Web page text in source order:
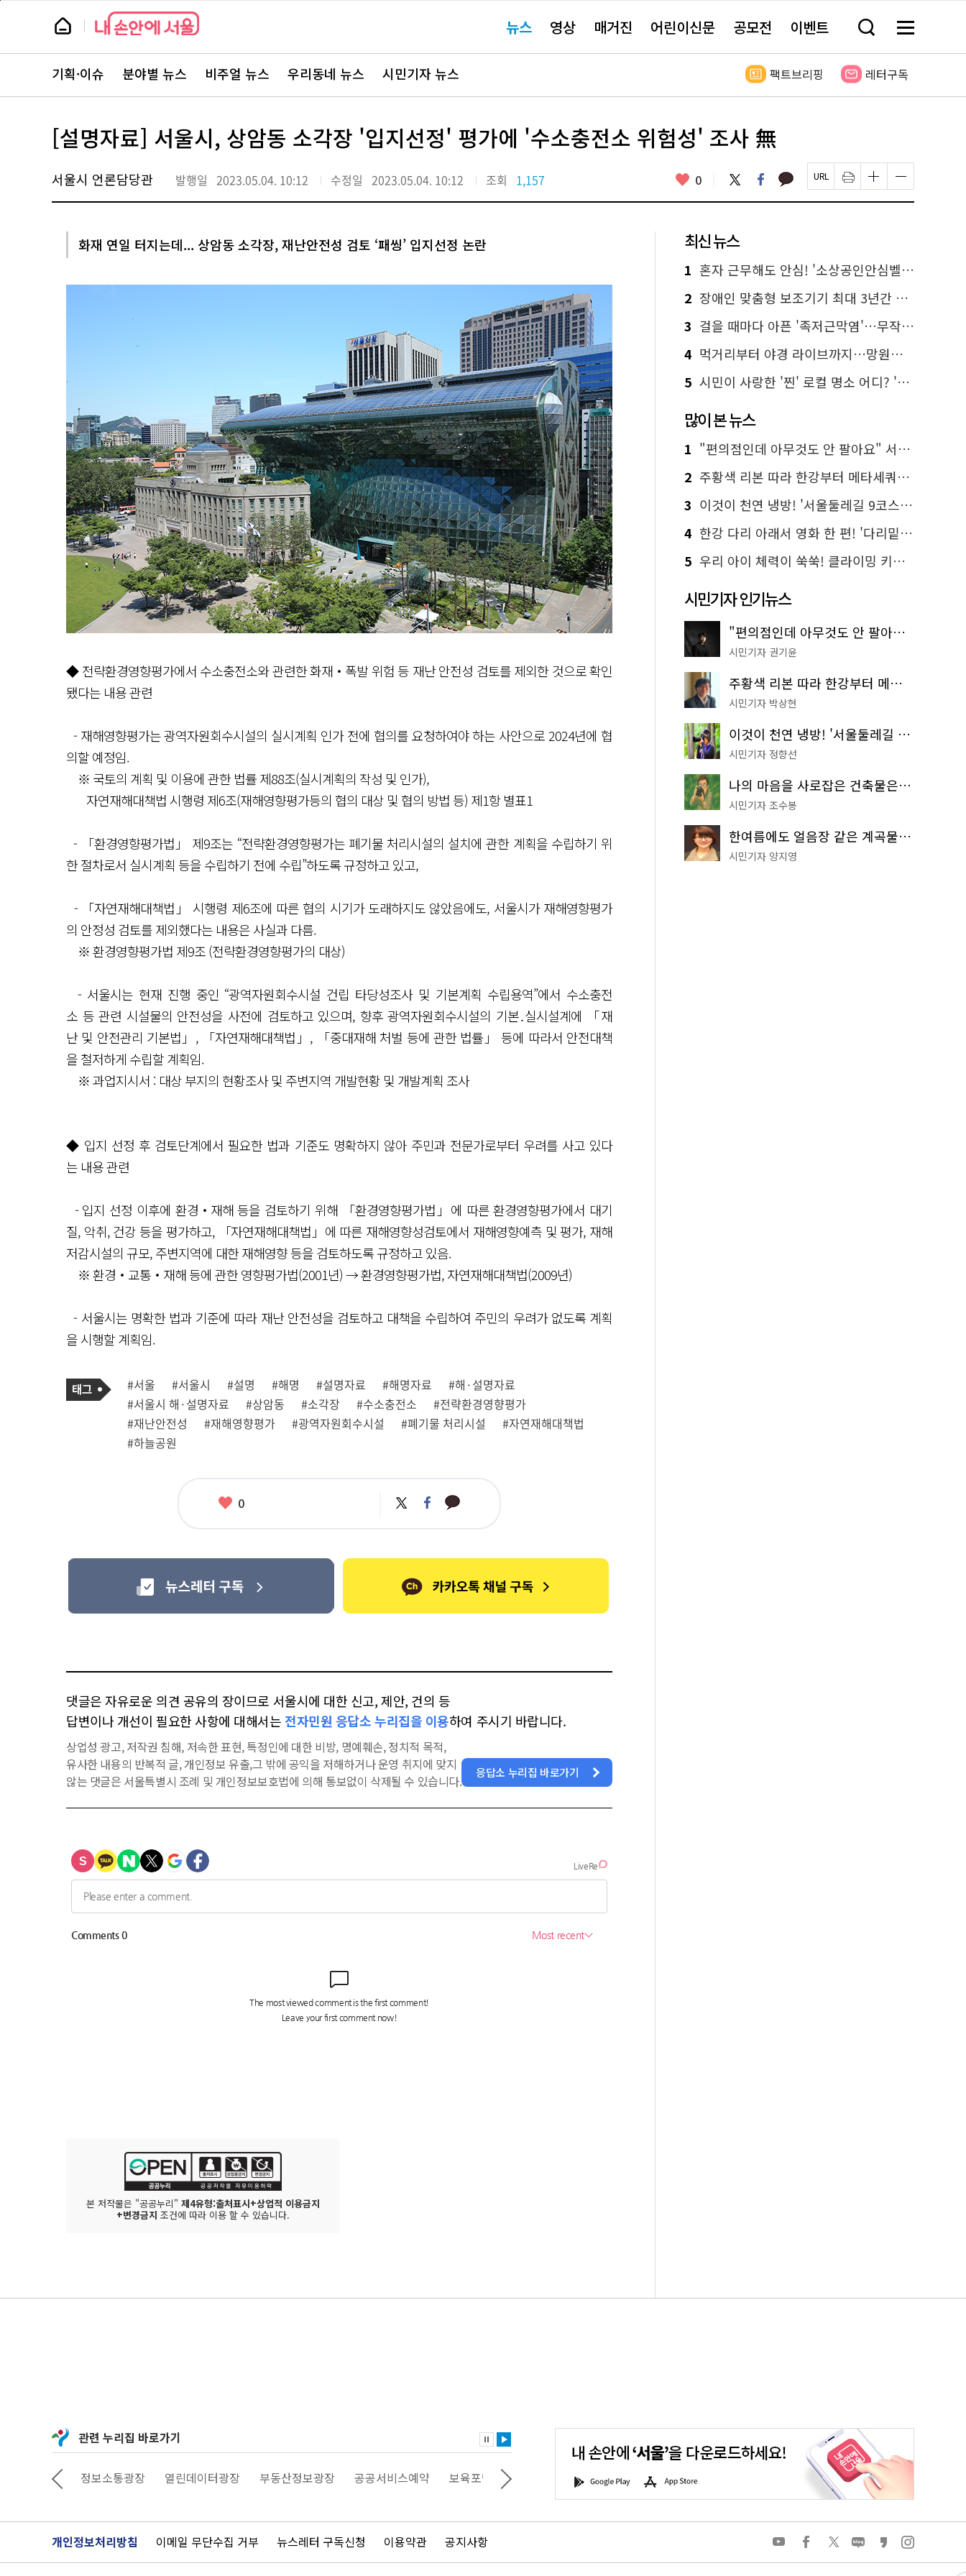
본
뉴
스 요뉴스 영상 매거진 어린이신문 공모전 이벤트 검
창
기
메
전
보
뉴
스
주
서
바
로
기획·이슈 분야별 뉴스 비주얼 뉴스 우리동네 뉴스 시민기자 뉴스 팩트브리핑 레터구독
[설명자료] 서울시, 상암동 소각장 '입지선정' 평가에 '수소충전소 위험성' 조사 無
서울시 언론담당관 발행일 2023.05.04. 10:12 수정일 2023.05.04. 10:12 조회 1,157 좋
요
0 트
위
터
페
이
스
카
카 페
이
지
인
쇄
하
글
자
크
하
기
글
자
크
하
기
화재 연일 터지는데... 상암동 소각장, 재난안전성 검토 ‘패씽’ 입지선정 논란
◆ 전략환경영향평가에서 수소충전소와 관련한 화재‧폭발 위험 등 재난 안전성 검토를 제외한 것으로 확인
됐다는 내용 관련
- 재해영향평가는 광역자원회수시설의 실시계획 인가 전에 협의를 요청하여야 하는 사안으로 2024년에 협
의할 예정임.
※ 국토의 계획 및 이용에 관한 법률 제88조(실시계획의 작성 및 인가),
자연재해대책법 시행령 제6조(재해영향평가등의 협의 대상 및 협의 방법 등) 제1항 별표1
- 「환경영향평가법」 제9조는 “전략환경영향평가는 폐기물 처리시설의 설치에 관한 계획을 수립하기 위
한 절차로서 실시계획 등을 수립하기 전에 수립”하도록 규정하고 있고,
- 「자연재해대책법」 시행령 제6조에 따른 협의 시기가 도래하지도 않았음에도, 서울시가 재해영향평가
의 안정성 검토를 제외했다는 내용은 사실과 다름.
※ 환경영향평가법 제9조 (전략환경영향평가의 대상)
- 서울시는 현재 진행 중인 “광역자원회수시설 건립 타당성조사 및 기본계획 수립용역”에서 수소충전
소 등 관련 시설물의 안전성을 사전에 검토하고 있으며, 향후 광역자원회수시설의 기본․실시설계에 「재
난 및 안전관리 기본법」, 「자연재해대책법」, 「중대재해 처벌 등에 관한 법률」 등에 따라서 안전대책
을 철저하게 수립할 계획임.
※ 과업지시서 : 대상 부지의 현황조사 및 주변지역 개발현황 및 개발계획 조사
◆ 입지 선정 후 검토단계에서 필요한 법과 기준도 명확하지 않아 주민과 전문가로부터 우려를 사고 있다
는 내용 관련
- 입지 선정 이후에 환경‧재해 등을 검토하기 위해 「환경영향평가법」에 따른 환경영향평가에서 대기
질, 악취, 건강 등을 평가하고, 「자연재해대책법」에 따른 재해영향성검토에서 재해영향예측 및 평가, 재해
저감시설의 규모, 주변지역에 대한 재해영향 등을 검토하도록 규정하고 있음.
※ 환경‧교통‧재해 등에 관한 영향평가법(2001년) → 환경영향평가법, 자연재해대책법(2009년)
- 서울시는 명확한 법과 기준에 따라 재난 안전성을 검토하고 대책을 수립하여 주민의 우려가 없도록 계획
을 시행할 계획임.
사
관
련
태
그
태
그
#서울 #서울시 #설명 #해명 #설명자료 #해명자료
#해·설명자료
#서울시 해·설명자료
#상암동 #소각장 #수소충전소
#전략환경영향평가
#재난안전성
#재해영향평가 #광역자원회수시설 #폐기물 처리시설
#자연재해대책법
#하늘공원
좋
0 트
위
페
이
카
카
댓글은 자유로운 의견 공유의 장이므로 서울시에 대한 신고, 제안, 건의 등
답변이나 개선이 필요한 사항에 대해서는 전자민원 응답소 누리집을 이용하여 주시기 바랍니다.
상업성 광고, 저작권 침해, 저속한 표현, 특정인에 대한 비방, 명예훼손, 정치적 목적,
유사한 내용의 반복적 글, 개인정보 유출,그 밖에 공익을 저해하거나 운영 취지에 맞지
않는 댓글은 서울특별시 조례 및 개인정보보호법에 의해 통보없이 삭제될 수 있습니다.
응답소 누리집 바로가기
본 저작물은 "공공누리" 제4유형:출처표시+상업적 이용금지
+변경금지 조건에 따라 이용 할 수 있습니다.
최신 뉴스
1 혼자 근무해도 안심! '소상공인안심벨' 신청하세요
2 장애인 맞춤형 보조기기 최대 3년간 무상 대여…삶의 질 높인다
3 걸을 때마다 아픈 '족저근막염'…무작정 참지 말고 '이것' 해보세요!
4 먹거리부터 야경 라이브까지…망원한강공원 알짜 코스
5 시민이 사랑한 '찐' 로컬 명소 어디? '서울에디션25' 추천 코스
많이 본 뉴스
1 "편의점인데 아무것도 안 팔아요" 서울에서 가장 특별한 편의점의 정체
2 주황색 리본 따라 한강부터 메타세쿼이아 숲길까지…서울둘레길 15코스
3 이것이 천연 냉방! '서울둘레길 9코스'로 숲속 피서 떠나볼까
4 한강 다리 아래서 영화 한 편! '다리밑 영화관' 무료 상영
5 우리 아이 체력이 쑥쑥! 클라이밍 키즈카페·어린이 체력장
시민기자 인기뉴스
"편의점인데 아무것도 안 팔아요" 서울에서 가장 특별한 편의점의 정체
시민기자 권기윤
주황색 리본 따라 한강부터 메타세쿼이아 숲길까지…서울둘레길 15코스
시민기자 박상현
이것이 천연 냉방! '서울둘레길 9코스'로 숲속 피서 떠나볼까
시민기자 정향선
나의 마음을 사로잡은 건축물은? '서울시 건축상' 수상작 공개!
시민기자 조수봉
한여름에도 얼음장 같은 계곡물! 서울 '진관사 계곡'이 천국이네~
시민기자 양지영
관련 누리집 바로가기
상대로 서울 정보소통광장 열린데이터광장 부동산정보광장 공공서비스예약 보육포털 문화포털 평생학습포털 대기환경정보 에코마일리지
내
울'을
다
로
요!
G
o
o
l
a
A
p
p
t
개인정보처리방침 이메일 무단수집 거부 뉴스레터 구독신청 이용약관 공지사항 유
브
페
이
스
트
위
터
네
이
버
카
카
오
인
스
타
페